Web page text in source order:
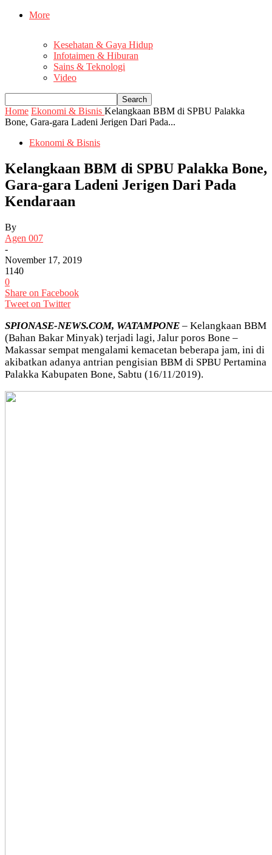
More
Kesehatan & Gaya Hidup
Infotaimen & Hiburan
Sains & Teknologi
Video
Home Ekonomi & Bisnis Kelangkaan BBM di SPBU Palakka
Bone, Gara-gara Ladeni Jerigen Dari Pada...
Ekonomi & Bisnis
Kelangkaan BBM di SPBU Palakka Bone,
Gara-gara Ladeni Jerigen Dari Pada
Kendaraan
By
Agen 007
-
November 17, 2019
1140
0
Share on Facebook
Tweet on Twitter
SPIONASE-NEWS.COM, WATAMPONE – Kelangkaan BBM
(Bahan Bakar Minyak) terjadi lagi, Jalur poros Bone –
Makassar sempat mengalami kemacetan beberapa jam, ini di
akibatkan adanya antrian pengisian BBM di SPBU Pertamina
Palakka Kabupaten Bone, Sabtu (16/11/2019).